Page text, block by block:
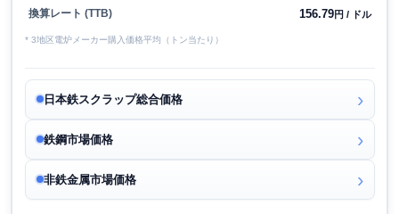
換算レート (TTB) 156.79円 / ドル
* 3地区電炉メーカー購入価格平均（トン当たり）
日本鉄スクラップ総合価格
鉄鋼市場価格
非鉄金属市場価格